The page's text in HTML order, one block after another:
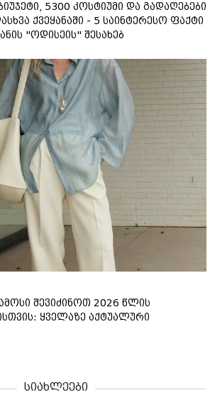
5300 კოსტიუმი და გადაღებები
ქვეყანაში - 5 საინტერესო ფაქტი
"ოდისეის" შესახებ
შევიძინოთ 2026 წლის
ყველაზე აქტუალური
სიახლეები